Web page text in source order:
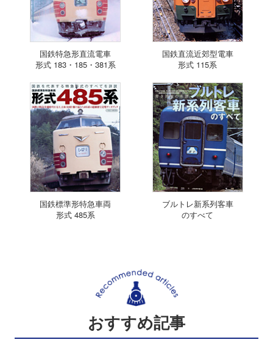
国鉄特急形直流電車
形式 183・185・381系
国鉄直流近郊型電車
形式 115系
国鉄標準形特急車両
形式 485系
ブルトレ新系列客車
のすべて
おすすめ記事